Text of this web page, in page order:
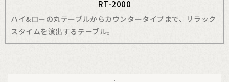
RT-2000
ハイ&ローの丸テーブルからカウンタータイプまで、リラック
スタイムを演出するテーブル。